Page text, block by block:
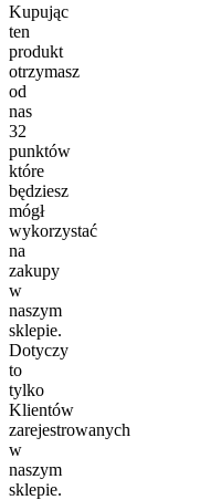
Kupując
ten
produkt
otrzymasz
od
nas
32
punktów
które
będziesz
mógł
wykorzystać
na
zakupy
w
naszym
sklepie.
Dotyczy
to
tylko
Klientów
zarejestrowanych
w
naszym
sklepie.